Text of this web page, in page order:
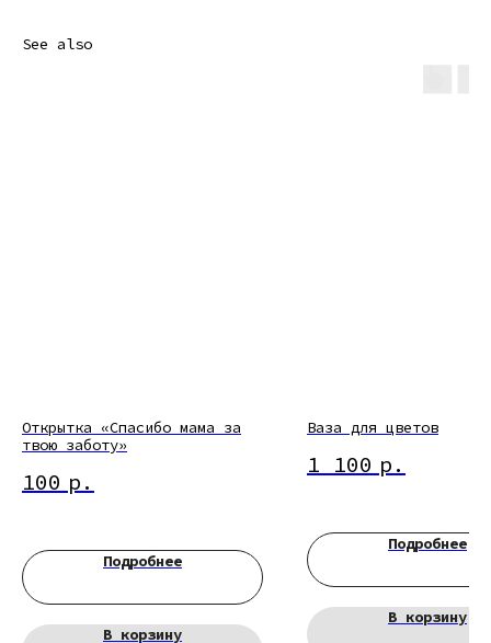
See also
Открытка «Спасибо мама за
твою заботу»
100 р.
Подробнее
В корзину
Ваза для цветов
1 100 р.
Подробнее
В корзину